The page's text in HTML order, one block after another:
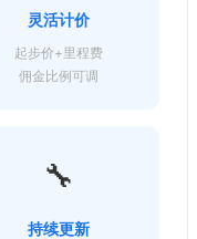
灵活计价
起步价+里程费
佣金比例可调
🔧
持续更新